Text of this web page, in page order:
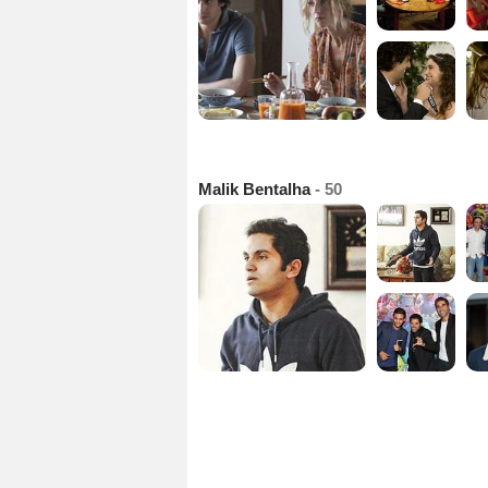
Malik Bentalha- 50